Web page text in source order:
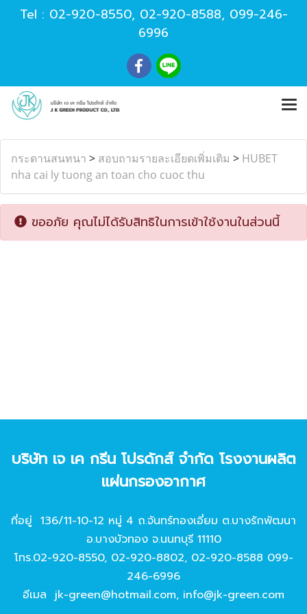
Tel : 02-920-8550, 02-920-8588, 099-246-
6996
กระดานสนทนา > สอบถามรายละเอียดเพิ่มเติม > HUBET
nha cai ly tuong an toan cho cuoc thu
ขออภัย คุณไม่ได้รับสิทธิในการเข้าใช้งานในส่วนนี้
บริษัท เจ เค กรีน โปรดักส์ จํากัด โรงงานผลิต
แผ่นกรองอากาศ
ที่อยู่ 136/11-10-12 หมู่ 4 ถ.จันทร์ทองเอี่ยม ต.บางรักพัฒนา
อ.บางบัวทอง จ.นนทบุรี 11110
โทร.02-920-8550, 02-920-8802, 02-920-8588 099-
246-6996
อีเมล jk-green@hotmail.com, info@jk-green.com